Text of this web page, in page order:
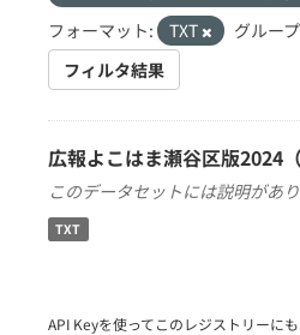
フォーマット:
TXT グルー
フィルタ結果
広報よこはま瀬谷区版2024
このデータセットには説明があ
TXT
API Keyを使ってこのレジストリーに